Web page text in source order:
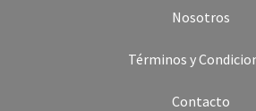
Nosotros
Términos y
Contacto